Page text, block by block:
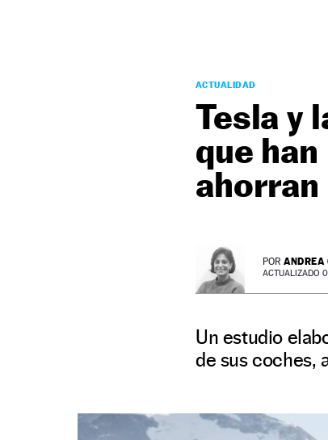
ACTUALIDAD
Tesla y
que
POR ANDREA
ACTUALIZADO
Un estudio
de sus coches,